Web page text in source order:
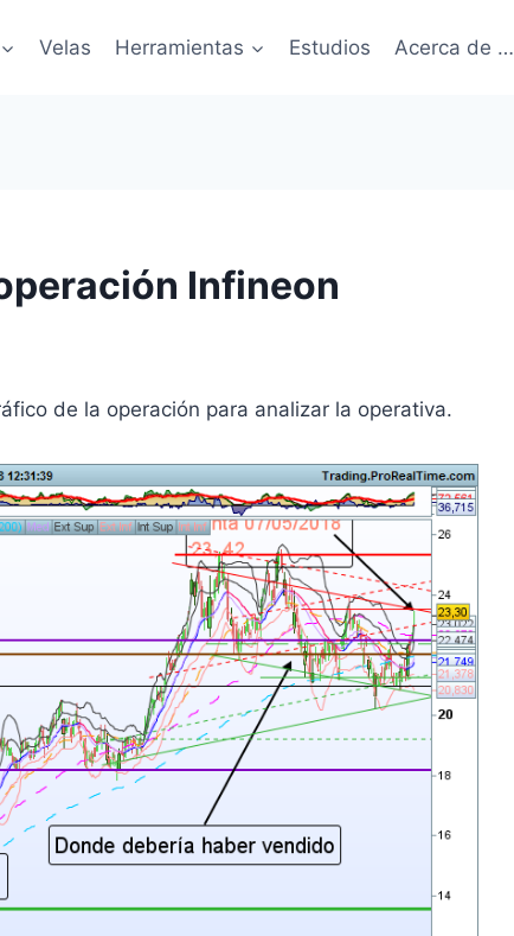
Velas Herramientas Estudios Acerca de …
Infineon
de la operación para analizar la operativa.